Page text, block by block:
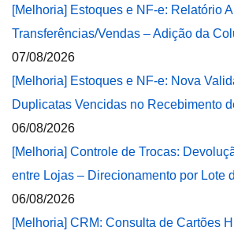
[Melhoria] Estoques e NF-e: Relatório
Transferências/Vendas – Adição da
07/08/2026
[Melhoria] Estoques e NF-e: Nova
Duplicatas Vencidas no Recebimento
06/08/2026
[Melhoria] Controle de Trocas:
entre Lojas – Direcionamento por Lote
06/08/2026
[Melhoria] CRM: Consulta de Cartões